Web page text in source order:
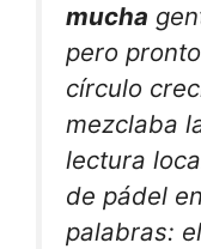
mucha
pero
círculo
mezclaba
lectura
de pádel
palabras: